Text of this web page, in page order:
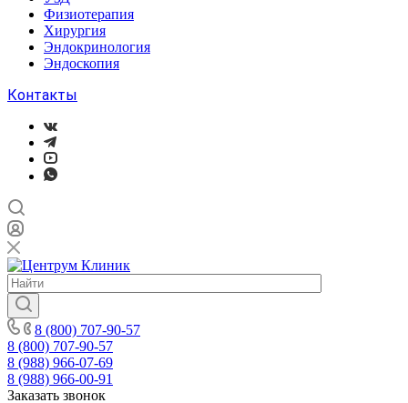
Физиотерапия
Хирургия
Эндокринология
Эндоскопия
Контакты
8 (800) 707-90-57
8 (800) 707-90-57
8 (988) 966-07-69
8 (988) 966-00-91
Заказать звонок